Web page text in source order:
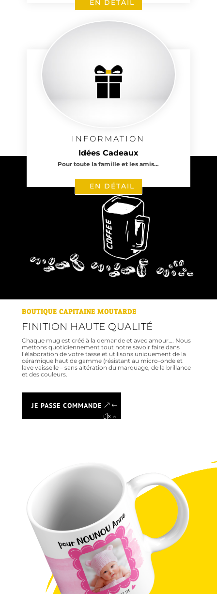
EN DÉTAIL
INFORMATION
Idées Cadeaux
Pour toute la famille et les amis…
EN DÉTAIL
BOUTIQUE CAPITAINE MOUTARDE
FINITION HAUTE QUALITÉ
Chaque mug est créé à la demande et avec amour…. Nous
mettons quotidiennement tout notre savoir faire dans
l’élaboration de votre tasse et utilisons uniquement de la
céramique haut de gamme (résistant au micro-onde et
lave vaisselle – sans altération du marquage, de la brillance
et des couleurs.
JE PASSE COMMANDE